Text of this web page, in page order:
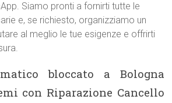
Siamo pronti a fornirti tutte le
e, se richiesto, organizziamo un
al meglio le tue esigenze e offrirti
bloccato a Bologna
con Riparazione Cancello